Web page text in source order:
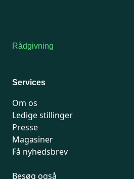
Rådgivning
Services
Om os
Ledige stillinger
Presse
Magasiner
Få nyhedsbrev
Besøg også